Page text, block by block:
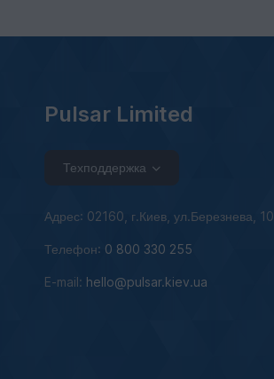
Pulsar Limited
Техподдержка
Адрес: 02160, г.Киев, ул.Березнева, 10
Телефон: 0 800 330 255
E-mail: hello@pulsar.kiev.ua